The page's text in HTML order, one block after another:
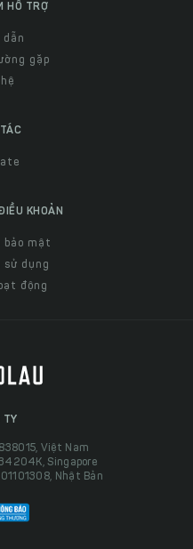
HỖ TRỢ
dẫn
gặp
KHOẢN
bảo mật
sử dụng
động
TY
Việt Nam
Singapore
Nhật Bản